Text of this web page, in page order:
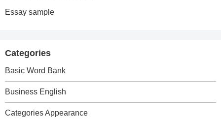
Essay sample
Categories
Basic Word Bank
Business English
Categories Appearance